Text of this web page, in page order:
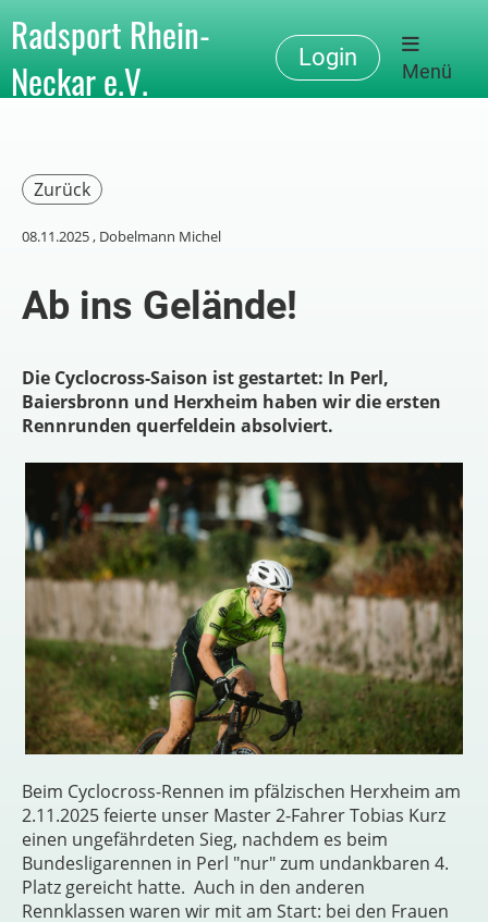
Radsport Rhein-
Neckar e.V.
Login
Menü
Zurück
08.11.2025, Dobelmann Michel
Ab ins Gelände!
Die Cyclocross-Saison ist gestartet: In Perl,
Baiersbronn und Herxheim haben wir die ersten
Rennrunden querfeldein absolviert.
Beim Cyclocross-Rennen im pfälzischen Herxheim am
2.11.2025 feierte unser Master 2-Fahrer Tobias Kurz
einen ungefährdeten Sieg, nachdem es beim
Bundesligarennen in Perl "nur" zum undankbaren 4.
Platz gereicht hatte. Auch in den anderen
Rennklassen waren wir mit am Start: bei den Frauen